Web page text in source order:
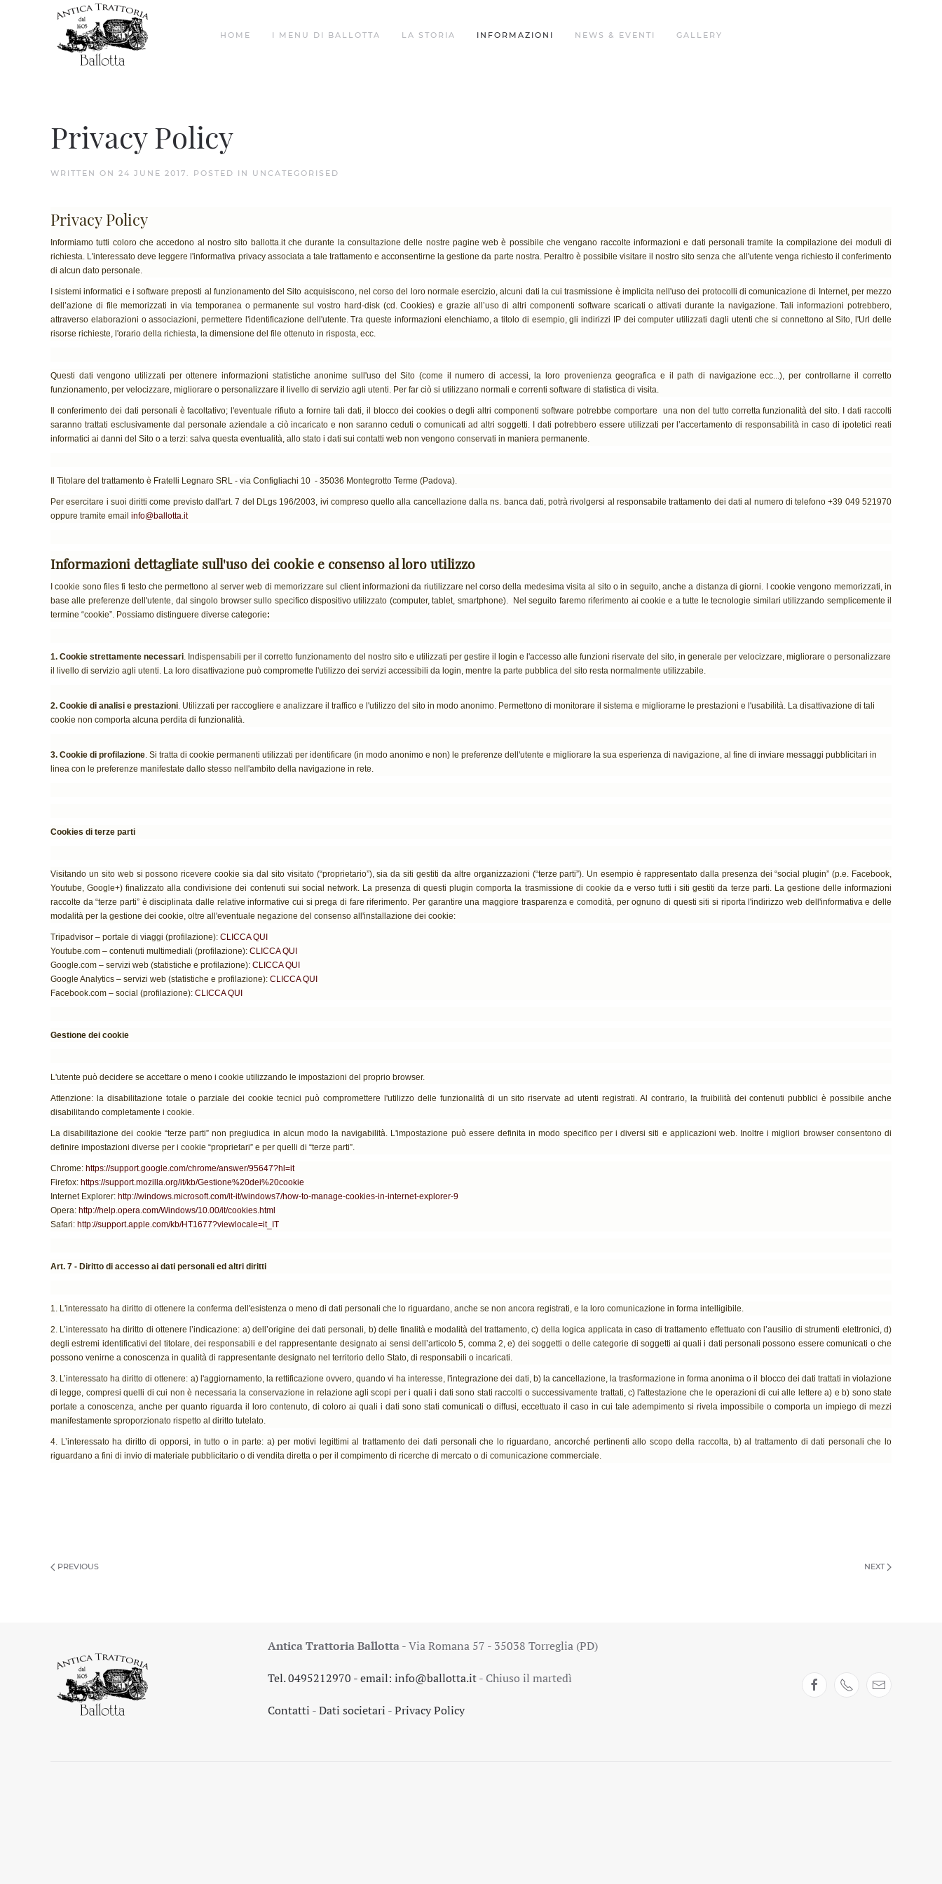
HOME I MENU DI BALLOTTA LA STORIA INFORMAZIONI NEWS & EVENTI GALLERY
Privacy Policy
WRITTEN ON 24 JUNE 2017 . POSTED IN UNCATEGORISED
Privacy Policy
Informiamo tutti coloro che accedono al nostro sito ballotta.it che durante la consultazione delle nostre pagine web è possibile che vengano raccolte informazioni e dati personali tramite la compilazione dei moduli di
richiesta. L'interessato deve leggere l'informativa privacy associata a tale trattamento e acconsentirne la gestione da parte nostra. Peraltro è possibile visitare il nostro sito senza che all'utente venga richiesto il conferimento
di alcun dato personale.
I sistemi informatici e i software preposti al funzionamento del Sito acquisiscono, nel corso del loro normale esercizio, alcuni dati la cui trasmissione è implicita nell'uso dei protocolli di comunicazione di Internet, per mezzo
dell’azione di file memorizzati in via temporanea o permanente sul vostro hard-disk (cd. Cookies) e grazie all’uso di altri componenti software scaricati o attivati durante la navigazione. Tali informazioni potrebbero,
attraverso elaborazioni o associazioni, permettere l'identificazione dell'utente. Tra queste informazioni elenchiamo, a titolo di esempio, gli indirizzi IP dei computer utilizzati dagli utenti che si connettono al Sito, l'Url delle
risorse richieste, l'orario della richiesta, la dimensione del file ottenuto in risposta, ecc.
Questi dati vengono utilizzati per ottenere informazioni statistiche anonime sull'uso del Sito (come il numero di accessi, la loro provenienza geografica e il path di navigazione ecc...), per controllarne il corretto
funzionamento, per velocizzare, migliorare o personalizzare il livello di servizio agli utenti. Per far ciò si utilizzano normali e correnti software di statistica di visita.
Il conferimento dei dati personali è facoltativo; l'eventuale rifiuto a fornire tali dati, il blocco dei cookies o degli altri componenti software potrebbe comportare una non del tutto corretta funzionalità del sito. I dati raccolti
saranno trattati esclusivamente dal personale aziendale a ciò incaricato e non saranno ceduti o comunicati ad altri soggetti. I dati potrebbero essere utilizzati per l’accertamento di responsabilità in caso di ipotetici reati
informatici ai danni del Sito o a terzi: salva questa eventualità, allo stato i dati sui contatti web non vengono conservati in maniera permanente.
Il Titolare del trattamento è Fratelli Legnaro SRL - via Configliachi 10 - 35036 Montegrotto Terme (Padova).
Per esercitare i suoi diritti come previsto dall'art. 7 del DLgs 196/2003, ivi compreso quello alla cancellazione dalla ns. banca dati, potrà rivolgersi al responsabile trattamento dei dati al numero di telefono +39 049 521970
oppure tramite email info@ballotta.it
Informazioni dettagliate sull'uso dei cookie e consenso al loro utilizzo
I cookie sono files fi testo che permettono al server web di memorizzare sul client informazioni da riutilizzare nel corso della medesima visita al sito o in seguito, anche a distanza di giorni. I cookie vengono memorizzati, in
base alle preferenze dell'utente, dal singolo browser sullo specifico dispositivo utilizzato (computer, tablet, smartphone). Nel seguito faremo riferimento ai cookie e a tutte le tecnologie similari utilizzando semplicemente il
termine “cookie”. Possiamo distinguere diverse categorie:
1. Cookie strettamente necessari. Indispensabili per il corretto funzionamento del nostro sito e utilizzati per gestire il login e l'accesso alle funzioni riservate del sito, in generale per velocizzare, migliorare o personalizzare
il livello di servizio agli utenti. La loro disattivazione può compromette l'utilizzo dei servizi accessibili da login, mentre la parte pubblica del sito resta normalmente utilizzabile.
2. Cookie di analisi e prestazioni. Utilizzati per raccogliere e analizzare il traffico e l'utilizzo del sito in modo anonimo. Permettono di monitorare il sistema e migliorarne le prestazioni e l'usabilità. La disattivazione di tali
cookie non comporta alcuna perdita di funzionalità.
3. Cookie di profilazione. Si tratta di cookie permanenti utilizzati per identificare (in modo anonimo e non) le preferenze dell'utente e migliorare la sua esperienza di navigazione, al fine di inviare messaggi pubblicitari in
linea con le preferenze manifestate dallo stesso nell'ambito della navigazione in rete.
Cookies di terze parti
Visitando un sito web si possono ricevere cookie sia dal sito visitato (“proprietario”), sia da siti gestiti da altre organizzazioni (“terze parti”). Un esempio è rappresentato dalla presenza dei “social plugin” (p.e. Facebook,
Youtube, Google+) finalizzato alla condivisione dei contenuti sui social network. La presenza di questi plugin comporta la trasmissione di cookie da e verso tutti i siti gestiti da terze parti. La gestione delle informazioni
raccolte da “terze parti” è disciplinata dalle relative informative cui si prega di fare riferimento. Per garantire una maggiore trasparenza e comodità, per ognuno di questi siti si riporta l'indirizzo web dell'informativa e delle
modalità per la gestione dei cookie, oltre all'eventuale negazione del consenso all'installazione dei cookie:
Tripadvisor – portale di viaggi (profilazione): CLICCA QUI
Youtube.com – contenuti multimediali (profilazione): CLICCA QUI
Google.com – servizi web (statistiche e profilazione): CLICCA QUI
Google Analytics – servizi web (statistiche e profilazione): CLICCA QUI
Facebook.com – social (profilazione): CLICCA QUI
Gestione dei cookie
L'utente può decidere se accettare o meno i cookie utilizzando le impostazioni del proprio browser.
Attenzione: la disabilitazione totale o parziale dei cookie tecnici può compromettere l'utilizzo delle funzionalità di un sito riservate ad utenti registrati. Al contrario, la fruibilità dei contenuti pubblici è possibile anche
disabilitando completamente i cookie.
La disabilitazione dei cookie “terze parti” non pregiudica in alcun modo la navigabilità. L'impostazione può essere definita in modo specifico per i diversi siti e applicazioni web. Inoltre i migliori browser consentono di
definire impostazioni diverse per i cookie “proprietari” e per quelli di “terze parti”.
Chrome: https://support.google.com/chrome/answer/95647?hl=it
Firefox: https://support.mozilla.org/it/kb/Gestione%20dei%20cookie
Internet Explorer: http://windows.microsoft.com/it-it/windows7/how-to-manage-cookies-in-internet-explorer-9
Opera: http://help.opera.com/Windows/10.00/it/cookies.html
Safari: http://support.apple.com/kb/HT1677?viewlocale=it_IT
Art. 7 - Diritto di accesso ai dati personali ed altri diritti
1. L'interessato ha diritto di ottenere la conferma dell'esistenza o meno di dati personali che lo riguardano, anche se non ancora registrati, e la loro comunicazione in forma intelligibile.
2. L’interessato ha diritto di ottenere l’indicazione: a) dell’origine dei dati personali, b) delle finalità e modalità del trattamento, c) della logica applicata in caso di trattamento effettuato con l’ausilio di strumenti elettronici, d)
degli estremi identificativi del titolare, dei responsabili e del rappresentante designato ai sensi dell’articolo 5, comma 2, e) dei soggetti o delle categorie di soggetti ai quali i dati personali possono essere comunicati o che
possono venirne a conoscenza in qualità di rappresentante designato nel territorio dello Stato, di responsabili o incaricati.
3. L’interessato ha diritto di ottenere: a) l'aggiornamento, la rettificazione ovvero, quando vi ha interesse, l'integrazione dei dati, b) la cancellazione, la trasformazione in forma anonima o il blocco dei dati trattati in violazione
di legge, compresi quelli di cui non è necessaria la conservazione in relazione agli scopi per i quali i dati sono stati raccolti o successivamente trattati, c) l'attestazione che le operazioni di cui alle lettere a) e b) sono state
portate a conoscenza, anche per quanto riguarda il loro contenuto, di coloro ai quali i dati sono stati comunicati o diffusi, eccettuato il caso in cui tale adempimento si rivela impossibile o comporta un impiego di mezzi
manifestamente sproporzionato rispetto al diritto tutelato.
4. L’interessato ha diritto di opporsi, in tutto o in parte: a) per motivi legittimi al trattamento dei dati personali che lo riguardano, ancorché pertinenti allo scopo della raccolta, b) al trattamento di dati personali che lo
riguardano a fini di invio di materiale pubblicitario o di vendita diretta o per il compimento di ricerche di mercato o di comunicazione commerciale.
PREVIOUS NEXT
Antica Trattoria Ballotta- Via Romana 57 - 35038 Torreglia (PD)
Tel. 0495212970 - email: info@ballotta.it- Chiuso il martedì
Contatti -Dati societari -Privacy Policy